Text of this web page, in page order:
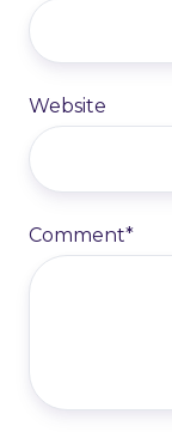
Website
Comment*